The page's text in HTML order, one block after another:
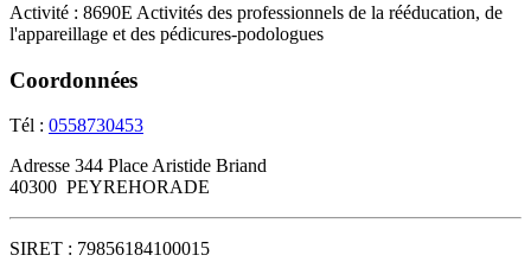
Activité : 8690E Activités des professionnels de la rééducation, de
l'appareillage et des pédicures-podologues
Coordonnées
Tél : 0558730453
Adresse 344 Place Aristide Briand
40300 PEYREHORADE
SIRET : 79856184100015